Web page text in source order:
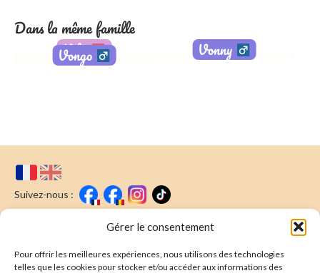
Gérer le consentement
Pour offrir les meilleures expériences, nous utilisons des technologies
telles que les cookies pour stocker et/ou accéder aux informations des
Dans la même famille
Viky Vonny
Vongo
Suivez-nous :
Nous écrire
Newsletter